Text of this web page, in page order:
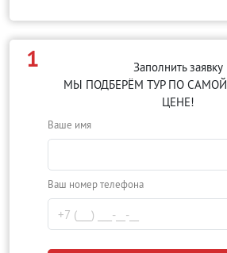
1
Заполнить заявку
МЫ ПОДБЕРЁМ ТУР ПО САМОЙ
ЦЕНЕ!
Ваше имя
Ваш номер телефона